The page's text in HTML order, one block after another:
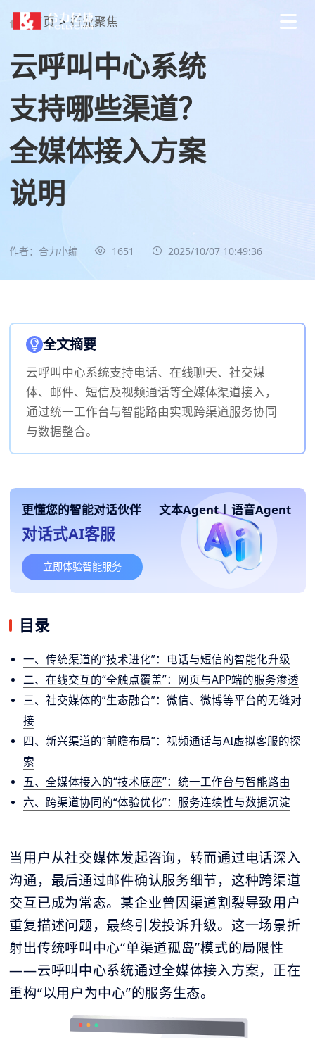
首页 > 行业聚焦
云呼叫中心系统
支持哪些渠道？
全媒体接入方案
说明
作者：合力小编 1651 2025/10/07 10:49:36
全文摘要
云呼叫中心系统支持电话、在线聊天、社交媒
体、邮件、短信及视频通话等全媒体渠道接入，
通过统一工作台与智能路由实现跨渠道服务协同
与数据整合。
更懂您的智能对话伙伴 文本Agent | 语音Agent
对话式AI客服
立即体验智能服务
目录
一、传统渠道的“技术进化”：电话与短信的智能化升级
二、在线交互的“全触点覆盖”：网页与APP端的服务渗透
三、社交媒体的“生态融合”：微信、微博等平台的无缝对
接
四、新兴渠道的“前瞻布局”：视频通话与AI虚拟客服的探
索
五、全媒体接入的“技术底座”：统一工作台与智能路由
六、跨渠道协同的“体验优化”：服务连续性与数据沉淀
当用户从社交媒体发起咨询，转而通过电话深入
沟通，最后通过邮件确认服务细节，这种跨渠道
交互已成为常态。某企业曾因渠道割裂导致用户
重复描述问题，最终引发投诉升级。这一场景折
射出传统呼叫中心“单渠道孤岛”模式的局限性
——云呼叫中心系统通过全媒体接入方案，正在
重构“以用户为中心”的服务生态。